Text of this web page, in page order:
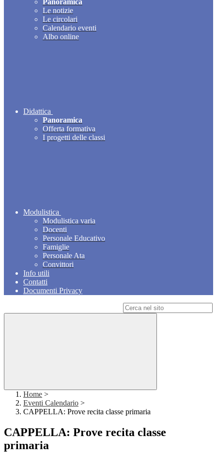
Panoramica
Le notizie
Le circolari
Calendario eventi
Albo online
Didattica
Panoramica
Offerta formativa
I progetti delle classi
Modulistica
Modulistica varia
Docenti
Personale Educativo
Famiglie
Personale Ata
Convittori
Info utili
Contatti
Documenti Privacy
Home >
Eventi Calendario >
CAPPELLA: Prove recita classe primaria
CAPPELLA: Prove recita classe
primaria